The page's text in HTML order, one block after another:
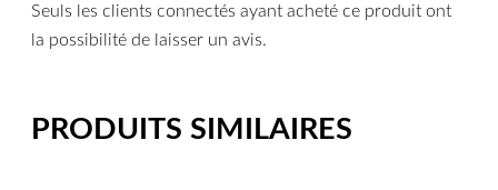
Seuls les clients connectés ayant acheté ce produit ont
la possibilité de laisser un avis.
PRODUITS SIMILAIRES